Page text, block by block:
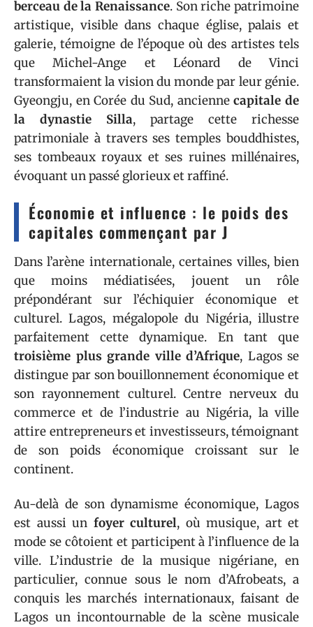
berceau de la Renaissance. Son riche patrimoine
artistique, visible dans chaque église, palais et
galerie, témoigne de l’époque où des artistes tels
que Michel-Ange et Léonard de Vinci
transformaient la vision du monde par leur génie.
Gyeongju, en Corée du Sud, anciennecapitale de
la dynastie Silla, partage cette richesse
patrimoniale à travers ses temples bouddhistes,
ses tombeaux royaux et ses ruines millénaires,
évoquant un passé glorieux et raffiné.
Économie et influence : le poids des
capitales commençant par J
Dans l’arène internationale, certaines villes, bien
que moins médiatisées, jouent un rôle
prépondérant sur l’échiquier économique et
culturel. Lagos, mégalopole du Nigéria, illustre
parfaitement cette dynamique. En tant que
troisième plus grande ville d’Afrique, Lagos se
distingue par son bouillonnement économique et
son rayonnement culturel. Centre nerveux du
commerce et de l’industrie au Nigéria, la ville
attire entrepreneurs et investisseurs, témoignant
de son poids économique croissant sur le
continent.
Au-delà de son dynamisme économique, Lagos
est aussi un foyer culturel, où musique, art et
mode se côtoient et participent à l’influence de la
ville. L’industrie de la musique nigériane, en
particulier, connue sous le nom d’Afrobeats, a
conquis les marchés internationaux, faisant de
Lagos un incontournable de la scène musicale